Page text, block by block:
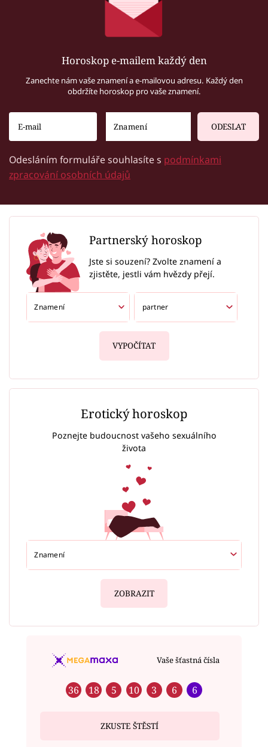
Horoskop e-mailem každý den
Zanechte nám vaše znamení a e-mailovou adresu. Každý den
obdržíte horoskop pro vaše znamení.
ODESLAT
Odesláním formuláře souhlasíte s podmínkami
zpracování osobních údajů
Partnerský horoskop
Jste si souzení? Zvolte znamení a
zjistěte, jestli vám hvězdy přejí.
VYPOČÍTAT
Erotický horoskop
Poznejte budoucnost vašeho sexuálního
života
ZOBRAZIT
Vaše šťastná čísla
36 18 5 10 3 6 6
ZKUSTE ŠTĚSTÍ